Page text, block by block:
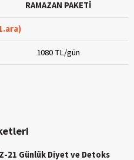
RAMAZAN PAKETİ
1080 TL/gün
21 Günlük Diyet ve Detoks